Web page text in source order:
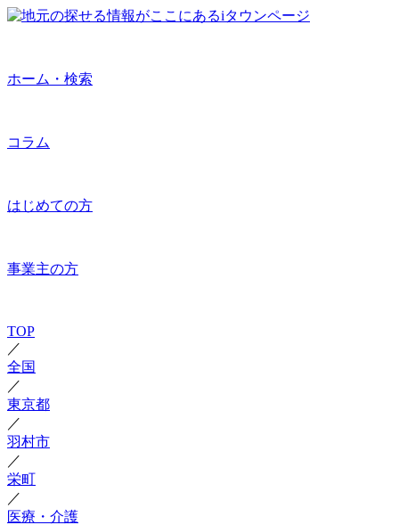
ホーム・検索
コラム
はじめての方
事業主の方
TOP
／
全国
／
東京都
／
羽村市
／
栄町
／
医療・介護